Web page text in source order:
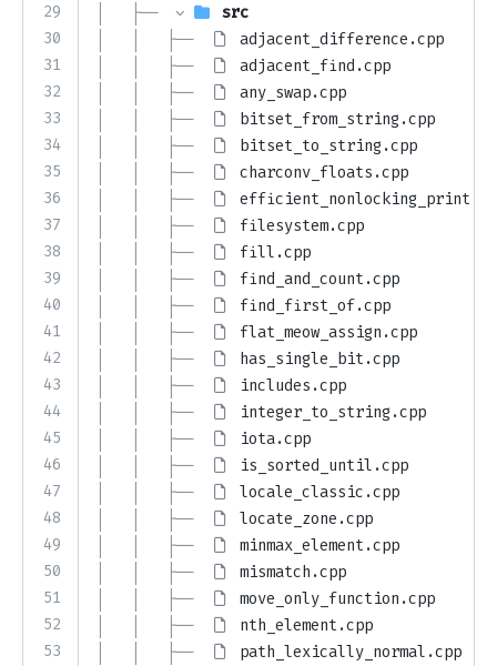
29
30
31
32
33
34
35
36
37
38
39
40
41
42
43
44
45
46
47
48
49
50
51
52
53
│   ├──
src
│   │   ├──
adjacent_difference.cpp
│   │   ├──
adjacent_find.cpp
│   │   ├──
any_swap.cpp
│   │   ├──
bitset_from_string.cpp
│   │   ├──
bitset_to_string.cpp
│   │   ├──
charconv_floats.cpp
│   │   ├──
│   │   ├──
filesystem.cpp
│   │   ├──
fill.cpp
│   │   ├──
find_and_count.cpp
│   │   ├──
find_first_of.cpp
│   │   ├──
flat_meow_assign.cpp
│   │   ├──
has_single_bit.cpp
│   │   ├──
includes.cpp
│   │   ├──
integer_to_string.cpp
│   │   ├──
iota.cpp
│   │   ├──
is_sorted_until.cpp
│   │   ├──
locale_classic.cpp
│   │   ├──
locate_zone.cpp
│   │   ├──
minmax_element.cpp
│   │   ├──
mismatch.cpp
│   │   ├──
move_only_function.cpp
│   │   ├──
nth_element.cpp
│   │   ├──
path_lexically_normal.cpp